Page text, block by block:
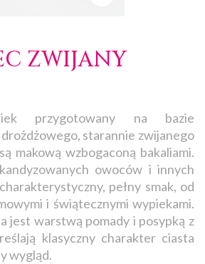
ZWIJANY
przygotowany na bazie
starannie zwijanego
makową wzbogaconą bakaliami.
owoców i innych
pełny smak, od
i świątecznymi wypiekami.
jest warstwą pomady i posypką z
klasyczny charakter ciasta
wygląd.